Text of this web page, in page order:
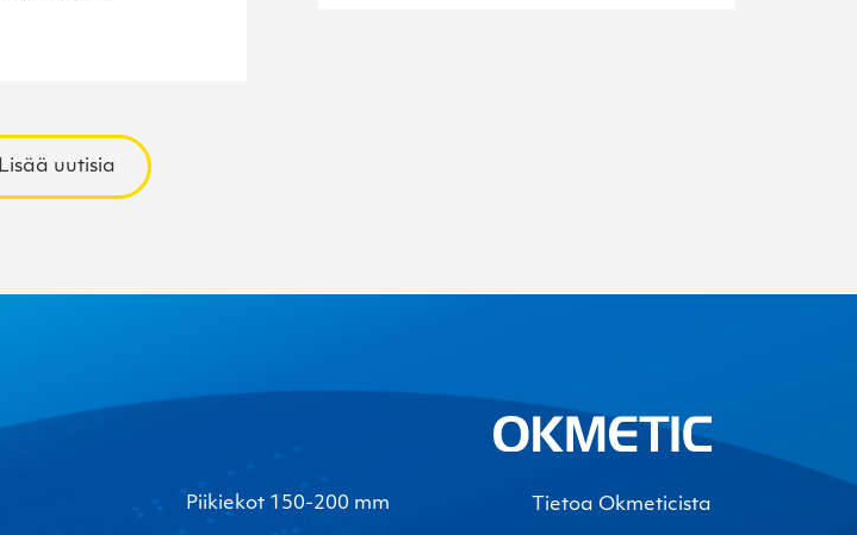
Lisää uutisia
Piikiekot 150-200 mm Tietoa Okmeticista